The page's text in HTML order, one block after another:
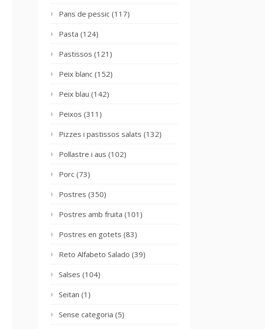
Pans de pessic (117)
Pasta (124)
Pastissos (121)
Peix blanc (152)
Peix blau (142)
Peixos (311)
Pizzes i pastissos salats (132)
Pollastre i aus (102)
Porc (73)
Postres (350)
Postres amb fruita (101)
Postres en gotets (83)
Reto Alfabeto Salado (39)
Salses (104)
Seitan (1)
Sense categoria (5)